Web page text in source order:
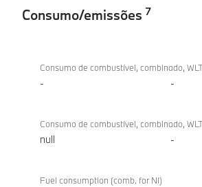
Consumo/emissões 7
iX2
xDrive30
Consumo de combustível, combinado,
- -
Consumo de combustível, combinado,
null -
Fuel consumption (comb. for NI)